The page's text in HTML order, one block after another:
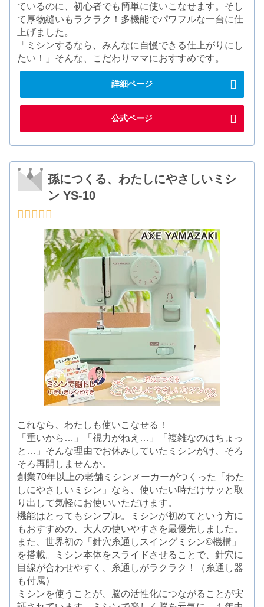
ているのに、初心者でも簡単に使いこなせます。そし
て厚物縫いもラクラク！多機能でパワフルな一台に仕
上げました。
「ミシンするなら、みんなに自慢できる仕上がりにし
たい！」そんな、こだわりママにおすすめです。
詳細ページ
公式ページ
孫につくる、わたしにやさしいミシ
ン YS-10
これなら、わたしも使いこなせる！
「重いから…」「視力がねえ…」「複雑なのはちょっ
と…」そんな理由でお休みしていたミシンがけ、そろ
そろ再開しませんか。
創業70年以上の老舗ミシンメーカーがつくった「わた
しにやさしいミシン」なら、使いたい時だけサッと取
り出して気軽にお使いいただけます。
機能はとってもシンプル。ミシンが初めてという方に
もおすすめの、大人の使いやすさを最優先しました。
また、世界初の「針穴糸通しスイングミシン©機構」
を搭載。ミシン本体をスライドさせることで、針穴に
目線が合わせやすく、糸通しがラクラク！（糸通し器
も付属）
ミシンを使うことが、脳の活性化につながることが実